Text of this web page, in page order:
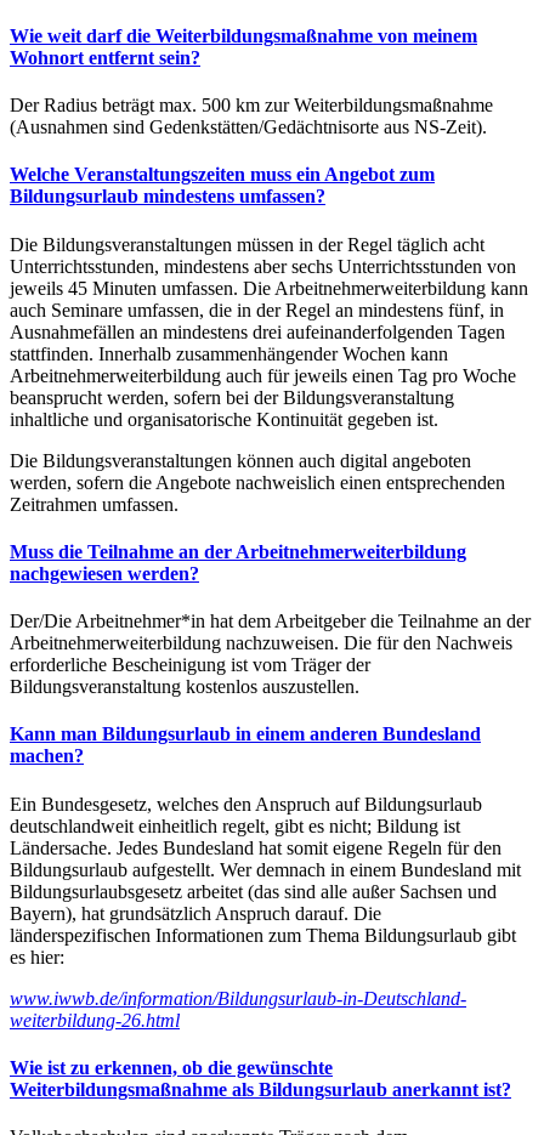
Wie weit darf die Weiterbildungsmaßnahme von meinem
Wohnort entfernt sein?
Der Radius beträgt max. 500 km zur Weiterbildungsmaßnahme
(Ausnahmen sind Gedenkstätten/Gedächtnisorte aus NS-Zeit).
Welche Veranstaltungszeiten muss ein Angebot zum
Bildungsurlaub mindestens umfassen?
Die Bildungsveranstaltungen müssen in der Regel täglich acht
Unterrichtsstunden, mindestens aber sechs Unterrichtsstunden von
jeweils 45 Minuten umfassen. Die Arbeitnehmerweiterbildung kann
auch Seminare umfassen, die in der Regel an mindestens fünf, in
Ausnahmefällen an mindestens drei aufeinanderfolgenden Tagen
stattfinden. Innerhalb zusammenhängender Wochen kann
Arbeitnehmerweiterbildung auch für jeweils einen Tag pro Woche
beansprucht werden, sofern bei der Bildungsveranstaltung
inhaltliche und organisatorische Kontinuität gegeben ist.
Die Bildungsveranstaltungen können auch digital angeboten
werden, sofern die Angebote nachweislich einen entsprechenden
Zeitrahmen umfassen.
Muss die Teilnahme an der Arbeitnehmerweiterbildung
nachgewiesen werden?
Der/Die Arbeitnehmer*in hat dem Arbeitgeber die Teilnahme an der
Arbeitnehmerweiterbildung nachzuweisen. Die für den Nachweis
erforderliche Bescheinigung ist vom Träger der
Bildungsveranstaltung kostenlos auszustellen.
Kann man Bildungsurlaub in einem anderen Bundesland
machen?
Ein Bundesgesetz, welches den Anspruch auf Bildungsurlaub
deutschlandweit einheitlich regelt, gibt es nicht; Bildung ist
Ländersache. Jedes Bundesland hat somit eigene Regeln für den
Bildungsurlaub aufgestellt. Wer demnach in einem Bundesland mit
Bildungsurlaubsgesetz arbeitet (das sind alle außer Sachsen und
Bayern), hat grundsätzlich Anspruch darauf. Die
länderspezifischen Informationen zum Thema Bildungsurlaub gibt
es hier:
www.iwwb.de/information/Bildungsurlaub-in-Deutschland-
weiterbildung-26.html
Wie ist zu erkennen, ob die gewünschte
Weiterbildungsmaßnahme als Bildungsurlaub anerkannt ist?